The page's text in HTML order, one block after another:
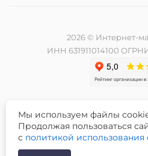
2026 © Интернет-
ИНН 631911014100
Разработка и
Мы используем файлы
Продолжая пользоваться
с политикой использования